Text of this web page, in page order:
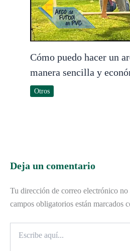
Cómo puedo hacer un
manera sencilla y
Otros
Deja un comentario
Tu dirección de correo electrónico no
campos obligatorios están marcados
aquí...